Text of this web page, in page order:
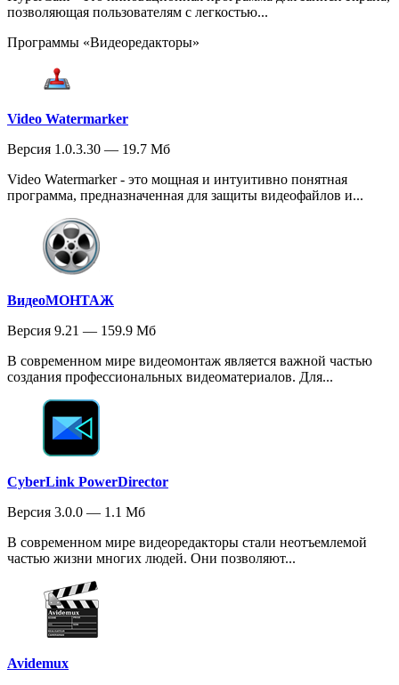
позволяющая пользователям с легкостью...
Программы «Видеоредакторы»
Video Watermarker
Версия 1.0.3.30 — 19.7 Мб
Video Watermarker - это мощная и интуитивно понятная
программа, предназначенная для защиты видеофайлов и...
ВидеоМОНТАЖ
Версия 9.21 — 159.9 Мб
В современном мире видеомонтаж является важной частью
создания профессиональных видеоматериалов. Для...
CyberLink PowerDirector
Версия 3.0.0 — 1.1 Мб
В современном мире видеоредакторы стали неотъемлемой
частью жизни многих людей. Они позволяют...
Avidemux